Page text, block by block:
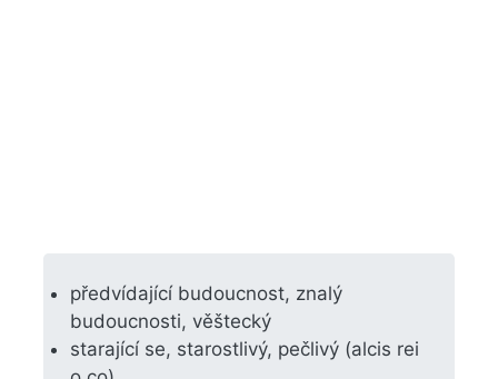
předvídající budoucnost, znalý
budoucnosti, věštecký
starající se, starostlivý, pečlivý (alcis rei